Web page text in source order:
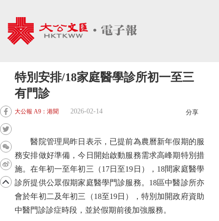
特別安排/18家庭醫學診所初一至三
有門診
大公報 A9：港聞 2026-02-14 分享
醫院管理局昨日表示，已提前為農曆新年假期的服
務安排做好準備，今日開始啟動服務需求高峰期特別措
施。在年初一至年初三（17日至19日），18間家庭醫學
診所提供公眾假期家庭醫學門診服務。18區中醫診所亦
會於年初二及年初三（18至19日），特別加開政府資助
中醫門診診症時段，並於假期前後加強服務。